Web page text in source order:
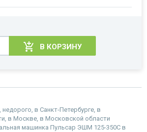
В КОРЗИНУ
недорого, в Санкт-Петербурге, в
в Москве, в Московской области
машинка Пульсар ЭШМ 125-350С в